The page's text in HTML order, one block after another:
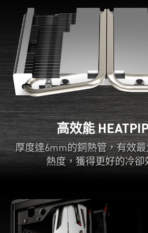
高效能
厚度達6mm的銅熱管，有效
熱度，獲得更好的冷卻